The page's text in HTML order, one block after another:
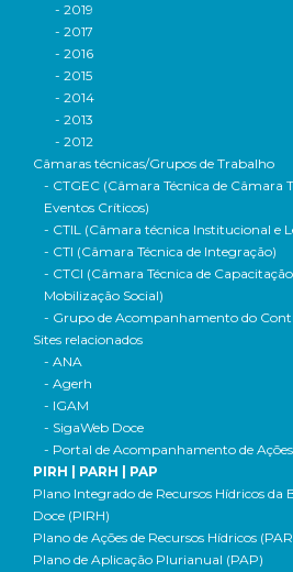
- 2019
- 2017
- 2016
- 2015
- 2014
- 2013
- 2012
Câmaras técnicas/Grupos de Trabalho
- CTGEC (Câmara Técnica de Câmara
Eventos Críticos)
- CTIL (Câmara técnica Institucional e
- CTI (Câmara Técnica de Integração)
- CTCI (Câmara Técnica de
Mobilização Social)
- Grupo de Acompanhamento do
Sites relacionados
- ANA
- Agerh
- IGAM
- SigaWeb Doce
- Portal de Acompanhamento de Ações
PIRH | PARH | PAP
Plano Integrado de Recursos Hídricos da
Doce (PIRH)
Plano de Ações de Recursos Hídricos
Plano de Aplicação Plurianual (PAP)